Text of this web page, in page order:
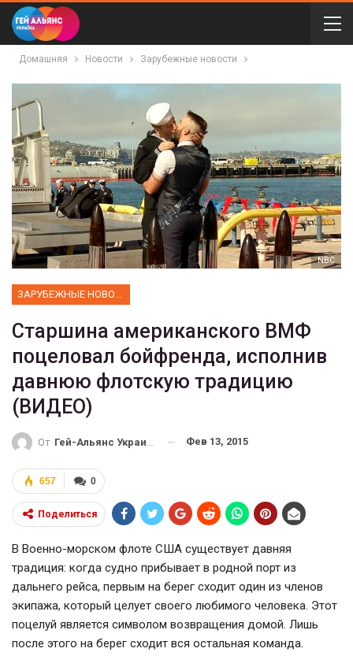
Домашняя Новости Зарубежные новости
NBC
ЗАРУБЕЖНЫЕ НОВОСТИ
Старшина американского ВМФ
поцеловал бойфренда, исполнив
давнюю флотскую традицию
(ВИДЕО)
От Гей-Альянс Украина Фев 13, 2015
0
657
Поделиться
В Военно-морском флоте США существует давняя
традиция: когда судно прибывает в родной порт из
дальнего рейса, первым на берег сходит один из членов
экипажа, который целует своего любимого человека. Этот
поцелуй является символом возвращения домой. Лишь
после этого на берег сходит вся остальная команда.